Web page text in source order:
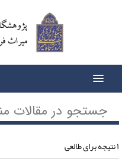
جستجو در مقالات